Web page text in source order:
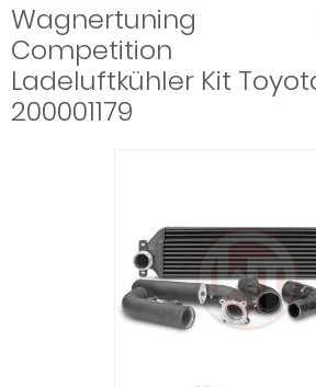
Wagnertuning
Competition
Ladeluftkühler Kit
200001179